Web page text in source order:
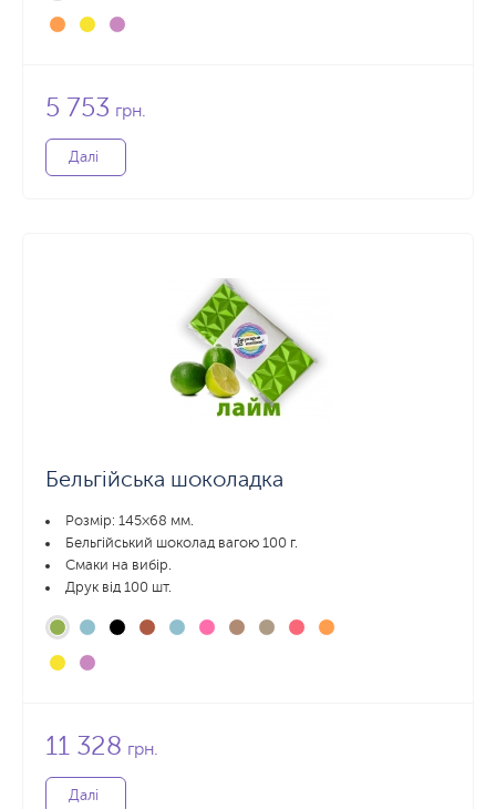
5 753 грн.
Далі
Бельгійська шоколадка
Розмір: 145×68 мм.
Бельгійський шоколад вагою 100 г.
Смаки на вибір.
Друк від 100 шт.
11 328 грн.
Далі